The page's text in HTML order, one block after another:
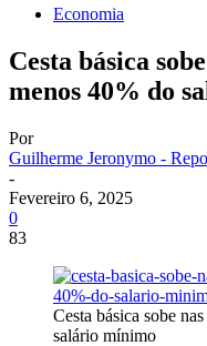
Economia
Cesta básica
menos 40% do
Por
Guilherme Jeronymo -
-
Fevereiro 6, 2025
0
83
Cesta básica sobe
salário mínimo